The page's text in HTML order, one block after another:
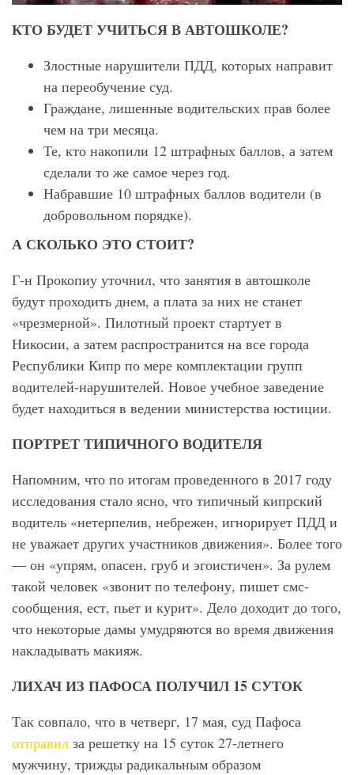
КТО БУДЕТ УЧИТЬСЯ В АВТОШКОЛЕ?
Злостные нарушители ПДД, которых направит
на переобучение суд.
Граждане, лишенные водительских прав более
чем на три месяца.
Те, кто накопили 12 штрафных баллов, а затем
сделали то же самое через год.
Набравшие 10 штрафных баллов водители (в
добровольном порядке).
А СКОЛЬКО ЭТО СТОИТ?
Г-н Прокопиу уточнил, что занятия в автошколе
будут проходить днем, а плата за них не станет
«чрезмерной». Пилотный проект стартует в
Никосии, а затем распространится на все города
Республики Кипр по мере комплектации групп
водителей-нарушителей. Новое учебное заведение
будет находиться в ведении министерства юстиции.
ПОРТРЕТ ТИПИЧНОГО ВОДИТЕЛЯ
Напомним, что по итогам проведенного в 2017 году
исследования стало ясно, что типичный кипрский
водитель «нетерпелив, небрежен, игнорирует ПДД и
не уважает других участников движения». Более того
— он «упрям, опасен, груб и эгоистичен». За рулем
такой человек «звонит по телефону, пишет смс-
сообщения, ест, пьет и курит». Дело доходит до того,
что некоторые дамы умудряются во время движения
накладывать макияж.
ЛИХАЧ ИЗ ПАФОСА ПОЛУЧИЛ 15 СУТОК
Так совпало, что в четверг, 17 мая, суд Пафоса
отправил за решетку на 15 суток 27-летнего
мужчину, трижды радикальным образом